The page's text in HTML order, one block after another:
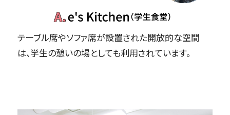
テーブル席やソファ席が設置された開放的な空間
は、学生の憩いの場としても利用されています。